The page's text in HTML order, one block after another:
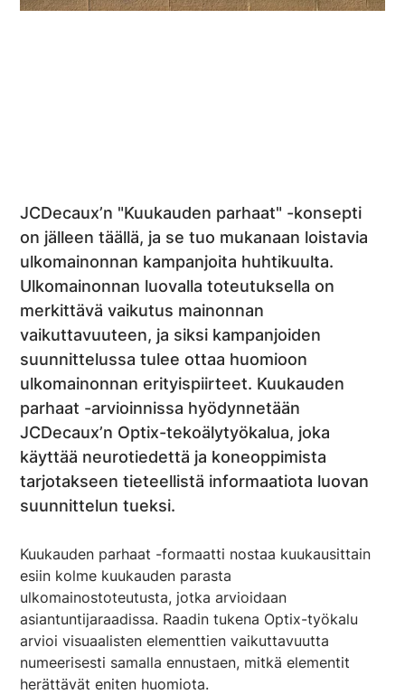
JCDecaux’n "Kuukauden parhaat" -konsepti
on jälleen täällä, ja se tuo mukanaan loistavia
ulkomainonnan kampanjoita huhtikuulta.
Ulkomainonnan luovalla toteutuksella on
merkittävä vaikutus mainonnan
vaikuttavuuteen, ja siksi kampanjoiden
suunnittelussa tulee ottaa huomioon
ulkomainonnan erityispiirteet. Kuukauden
parhaat -arvioinnissa hyödynnetään
JCDecaux’n Optix-tekoälytyökalua, joka
käyttää neurotiedettä ja koneoppimista
tarjotakseen tieteellistä informaatiota luovan
suunnittelun tueksi.
Kuukauden parhaat -formaatti nostaa kuukausittain
esiin kolme kuukauden parasta
ulkomainostoteutusta, jotka arvioidaan
asiantuntijaraadissa. Raadin tukena Optix-työkalu
arvioi visuaalisten elementtien vaikuttavuutta
numeerisesti samalla ennustaen, mitkä elementit
herättävät eniten huomiota.